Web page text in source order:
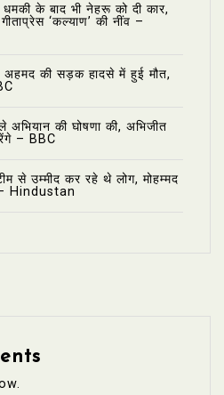
के बाद भी नेहरू को दी कार,
‘कल्याण’ की नींव –
की सड़क हादसे में हुई मौत,
अभियान की घोषणा की, अभिजीत
– BBC
से उम्मीद कर रहे थे लोग, मोहम्मद
Hindustan